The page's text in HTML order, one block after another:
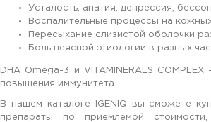
Усталость, апатия, депрессия,
Воспалительные процессы на
Пересыхание слизистой оболочки
Боль неясной этиологии в разных
DHA Omega-3 и VITAMINERALS
повышения иммунитета
В нашем каталоге IGENIQ вы сможете
препараты по приемлемой